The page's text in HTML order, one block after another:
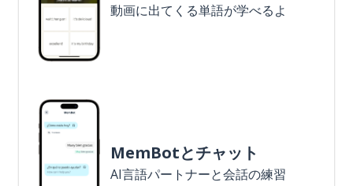
動画に出てくる単語が学べるよ
MemBotとチャット
AI言語パートナーと会話の練習